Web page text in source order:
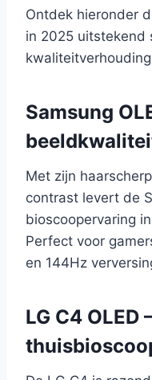
Ontdek hieronder
in 2025 uitstekend
Samsung
Met zijn
contrast levert de
bioscoopervaring
Perfect voor
en 144Hz
LG C4 OLED